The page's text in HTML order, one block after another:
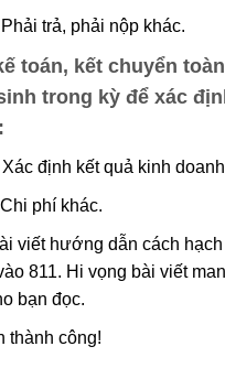
trả, phải nộp khác.
toán, kết chuyển
trong kỳ để xác
định kết quả kinh doanh
phí khác.
viết hướng dẫn cách
811. Hi vọng bài viết
bạn đọc.
thành công!